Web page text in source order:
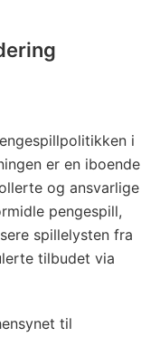
i
er en iboende
og ansvarlige
pengespill,
spillelysten fra
tilbudet via
til